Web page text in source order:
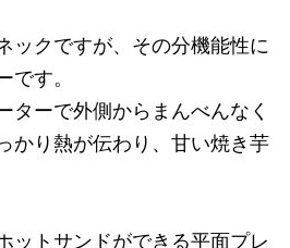
ックですが、その分機能性に
です。
ターで外側からまんべんなく
かり熱が伝わり、甘い焼き芋
ットサンドができる平面プレ